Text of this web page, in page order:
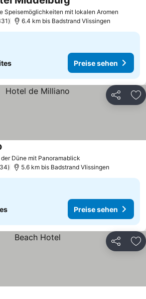
Speisemöglichkeiten mit lokalen Aromen
6.4 km bis Badstrand Vlissingen
Preise sehen
Teilen
Düne mit Panoramablick
5.6 km bis Badstrand Vlissingen
Preise sehen
Teilen